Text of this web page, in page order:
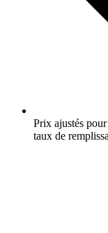
Prix ajustés
taux de